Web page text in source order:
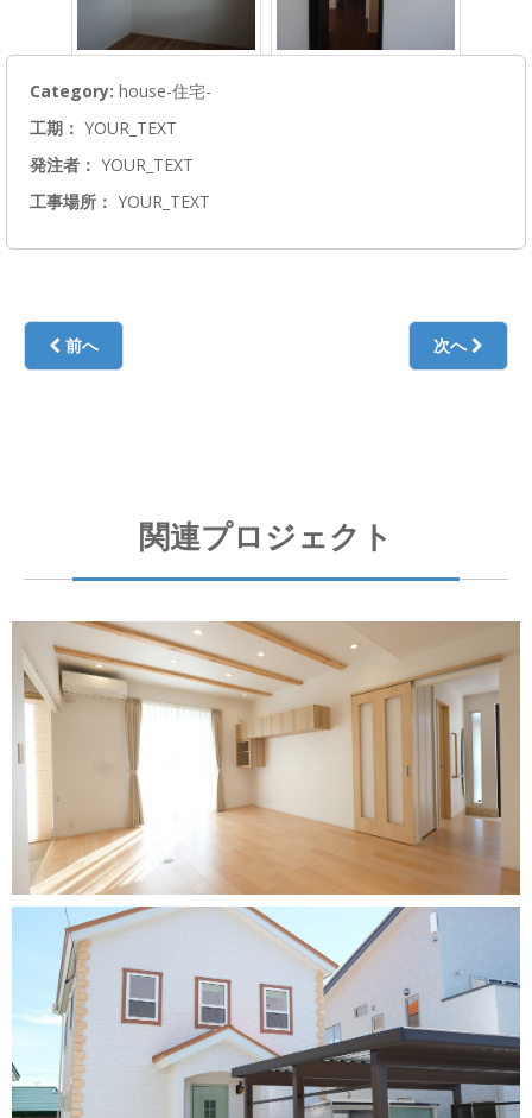
Category: house-住宅-
工期： YOUR_TEXT
発注者： YOUR_TEXT
工事場所： YOUR_TEXT
前へ 次へ
関連プロジェクト
HOUSE-住宅-
弘前市 O邸
K邸（取上）